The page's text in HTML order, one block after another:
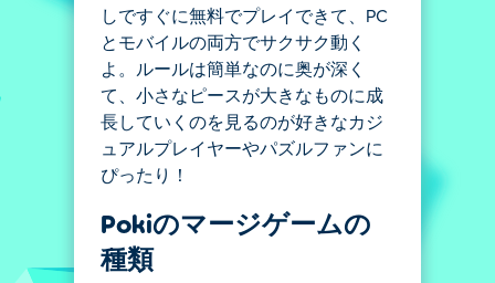
しですぐに無料でプレイできて、PC
とモバイルの両方でサクサク動く
よ。ルールは簡単なのに奥が深く
て、小さなピースが大きなものに成
長していくのを見るのが好きなカジ
ュアルプレイヤーやパズルファンに
ぴったり！
Pokiのマージゲームの
種類